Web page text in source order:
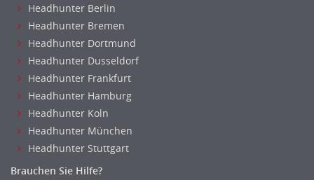
Headhunter Berlin
Headhunter Bremen
Headhunter Dortmund
Headhunter Dusseldorf
Headhunter Frankfurt
Headhunter Hamburg
Headhunter Koln
Headhunter München
Headhunter Stuttgart
Brauchen Sie Hilfe?